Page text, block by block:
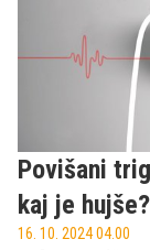
Povišani
kaj je hujše?
16. 10. 2024 04.00